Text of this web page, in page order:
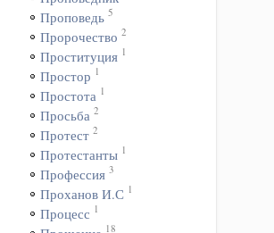
Проповедь 5
Пророчество 2
Проституция 1
Простор 1
Простота 1
Просьба 2
Протест 2
Протестанты 1
Профессия 3
Проханов И.С 1
Процесс 1
18